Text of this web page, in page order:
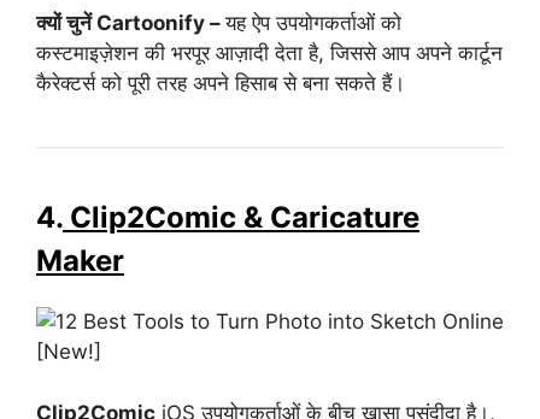
क्यों चुनें Cartoonify –यह ऐप उपयोगकर्ताओं को
कस्टमाइज़ेशन की भरपूर आज़ादी देता है, जिससे आप अपने कार्टून
कैरेक्टर्स को पूरी तरह अपने हिसाब से बना सकते हैं।
4. Clip2Comic & Caricature
Maker
Clip2Comic iOS उपयोगकर्ताओं के बीच खासा पसंदीदा है।,